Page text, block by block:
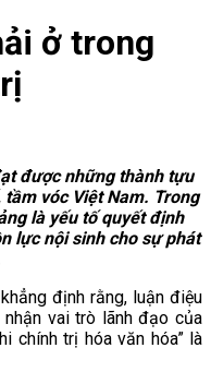
ở trong
được những thành tựu
vóc Việt Nam. Trong
là yếu tố quyết định
lực nội sinh cho sự phát
định rằng, luận điệu
vai trò lãnh đạo của
chính trị hóa văn hóa” là